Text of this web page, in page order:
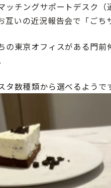
ッチングサポートデスク
互いの近況報告会で「ご
の東京オフィスがある門
タ数種類から選べるようで